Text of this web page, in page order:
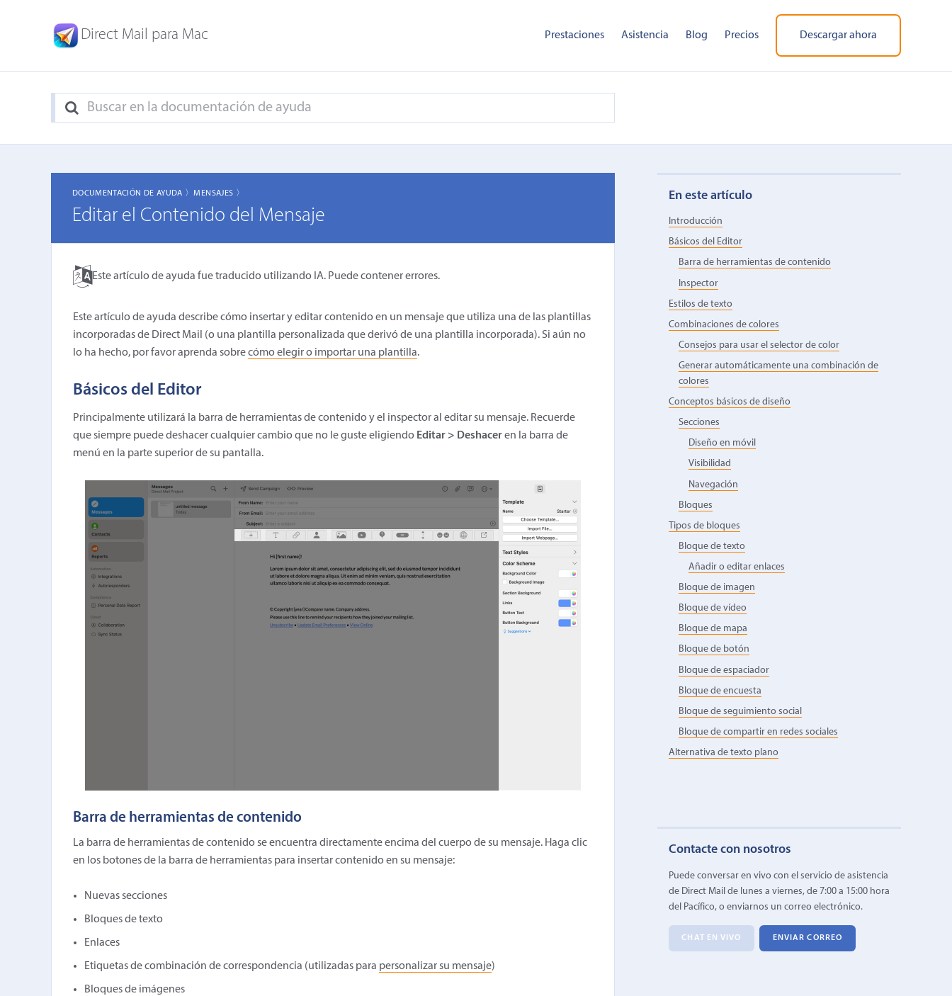
Direct Mail para Mac Prestaciones Asistencia Blog Precios Descargar ahora
DOCUMENTACIÓN DE AYUDA 〉MENSAJES 〉
Editar el Contenido del Mensaje
Este artículo de ayuda fue traducido utilizando IA. Puede contener errores.
Este artículo de ayuda describe cómo insertar y editar contenido en un mensaje que utiliza una de las plantillas
incorporadas de Direct Mail (o una plantilla personalizada que derivó de una plantilla incorporada). Si aún no
lo ha hecho, por favor aprenda sobrecómo elegir o importar una plantilla.
Básicos del Editor
Principalmente utilizará la barra de herramientas de contenido y el inspector al editar su mensaje. Recuerde
que siempre puede deshacer cualquier cambio que no le guste eligiendo Editar > Deshaceren la barra de
menú en la parte superior de su pantalla.
Barra de herramientas de contenido
La barra de herramientas de contenido se encuentra directamente encima del cuerpo de su mensaje. Haga clic
en los botones de la barra de herramientas para insertar contenido en su mensaje:
Nuevas secciones
Bloques de texto
Enlaces
Etiquetas de combinación de correspondencia (utilizadas para personalizar su mensaje)
Bloques de imágenes
En este artículo
Introducción
Básicos del Editor
Barra de herramientas de contenido
Inspector
Estilos de texto
Combinaciones de colores
Consejos para usar el selector de color
Generar automáticamente una combinación de
colores
Conceptos básicos de diseño
Secciones
Diseño en móvil
Visibilidad
Navegación
Bloques
Tipos de bloques
Bloque de texto
Añadir o editar enlaces
Bloque de imagen
Bloque de vídeo
Bloque de mapa
Bloque de botón
Bloque de espaciador
Bloque de encuesta
Bloque de seguimiento social
Bloque de compartir en redes sociales
Alternativa de texto plano
Contacte con nosotros
Puede conversar en vivo con el servicio de asistencia
de Direct Mail de lunes a viernes, de 7:00 a 15:00 hora
del Pacífico, o enviarnos un correo electrónico.
CHAT EN VIVO ENVIAR CORREO